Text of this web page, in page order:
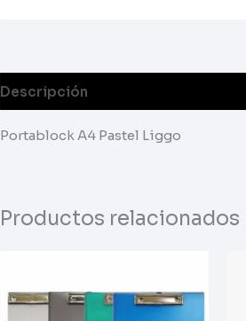
Descripción
Portablock A4 Pastel Liggo
Productos relacionados